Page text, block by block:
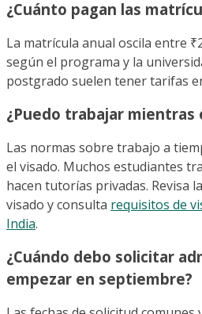
¿Cuánto pagan las
La matrícula anual oscila entre
según el programa y la
postgrado suelen tener tarifas
¿Puedo trabajar mientras
Las normas sobre trabajo a
el visado. Muchos estudiantes
hacen tutorías privadas. Revisa
visado y consulta requisitos de
India.
¿Cuándo debo solicitar
empezar en septiembre?